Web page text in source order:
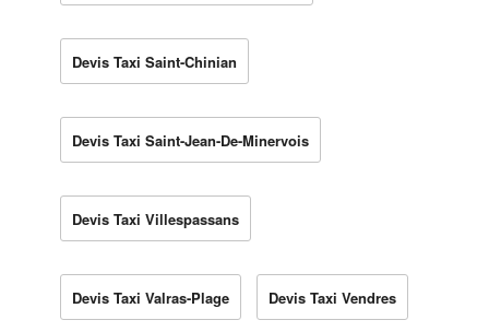
Devis Taxi Saint-Chinian
Devis Taxi Saint-Jean-De-Minervois
Devis Taxi Villespassans
Devis Taxi Valras-Plage Devis Taxi Vendres